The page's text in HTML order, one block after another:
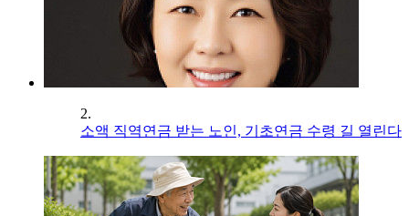
2.
소액 직역연금 받는 노인, 기초연금 수령 길 열린다